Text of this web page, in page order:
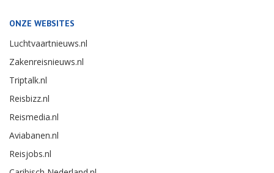
ONZE WEBSITES
Luchtvaartnieuws.nl
Zakenreisnieuws.nl
Triptalk.nl
Reisbizz.nl
Reismedia.nl
Aviabanen.nl
Reisjobs.nl